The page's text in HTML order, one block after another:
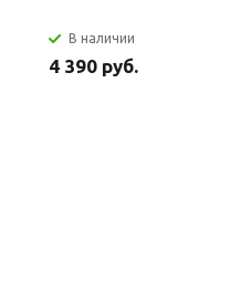
В наличии
4 390 руб.